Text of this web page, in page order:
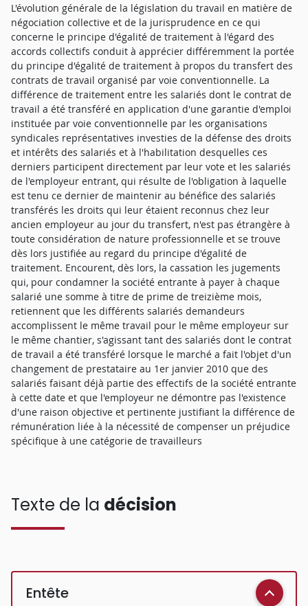
L'évolution générale de la législation du travail en matière de
négociation collective et de la jurisprudence en ce qui
concerne le principe d'égalité de traitement à l'égard des
accords collectifs conduit à apprécier différemment la portée
du principe d'égalité de traitement à propos du transfert des
contrats de travail organisé par voie conventionnelle. La
différence de traitement entre les salariés dont le contrat de
travail a été transféré en application d'une garantie d'emploi
instituée par voie conventionnelle par les organisations
syndicales représentatives investies de la défense des droits
et intérêts des salariés et à l'habilitation desquelles ces
derniers participent directement par leur vote et les salariés
de l'employeur entrant, qui résulte de l'obligation à laquelle
est tenu ce dernier de maintenir au bénéfice des salariés
transférés les droits qui leur étaient reconnus chez leur
ancien employeur au jour du transfert, n'est pas étrangère à
toute considération de nature professionnelle et se trouve
dès lors justifiée au regard du principe d'égalité de
traitement. Encourent, dès lors, la cassation les jugements
qui, pour condamner la société entrante à payer à chaque
salarié une somme à titre de prime de treizième mois,
retiennent que les différents salariés demandeurs
accomplissent le même travail pour le même employeur sur
le même chantier, s'agissant tant des salariés dont le contrat
de travail a été transféré lorsque le marché a fait l'objet d'un
changement de prestataire au 1er janvier 2010 que des
salariés faisant déjà partie des effectifs de la société entrante
à cette date et que l'employeur ne démontre pas l'existence
d'une raison objective et pertinente justifiant la différence de
rémunération liée à la nécessité de compenser un préjudice
spécifique à une catégorie de travailleurs
Texte de la décision
Entête